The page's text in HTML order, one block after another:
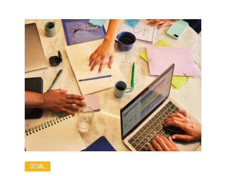
GERAL